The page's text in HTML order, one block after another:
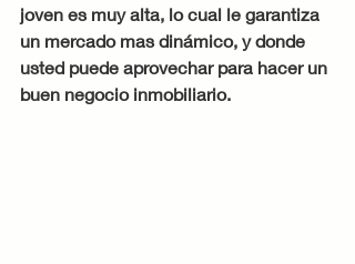
joven es muy alta, lo cual le garantiza
un mercado mas dinámico, y donde
usted puede aprovechar para hacer un
buen negocio inmobiliario.